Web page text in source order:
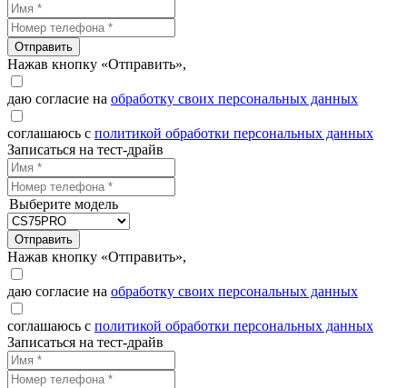
Отправить
Нажав кнопку «Отправить»,
даю согласие на обработку своих персональных данных
соглашаюсь с политикой обработки персональных данных
Записаться на тест-драйв
Выберите модель
Отправить
Нажав кнопку «Отправить»,
даю согласие на обработку своих персональных данных
соглашаюсь с политикой обработки персональных данных
Записаться на тест-драйв